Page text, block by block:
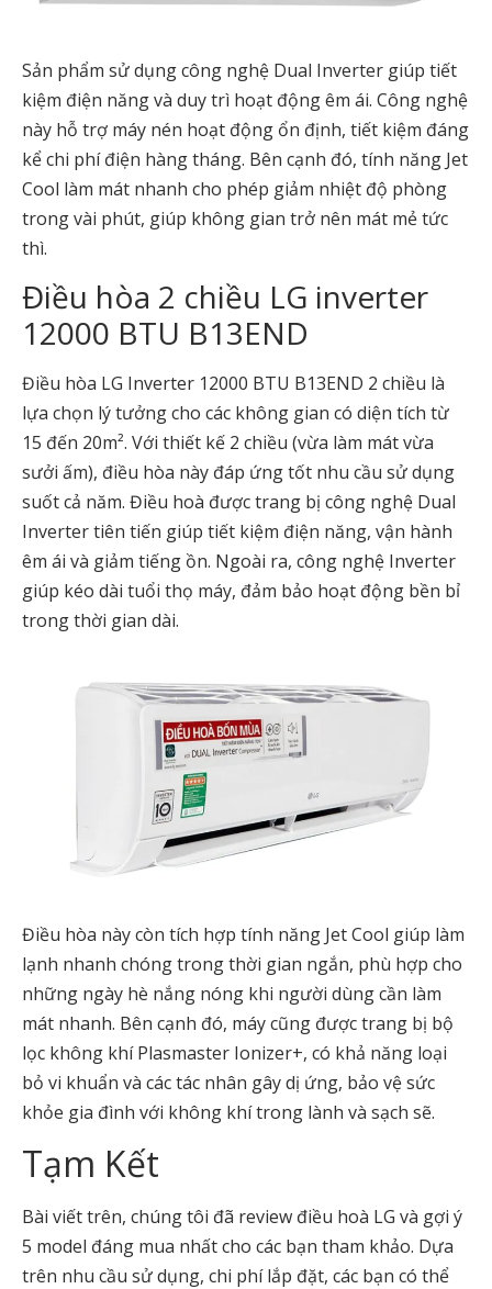
Sản phẩm sử dụng công nghệ Dual Inverter giúp tiết
kiệm điện năng và duy trì hoạt động êm ái. Công nghệ
này hỗ trợ máy nén hoạt động ổn định, tiết kiệm đáng
kể chi phí điện hàng tháng. Bên cạnh đó, tính năng Jet
Cool làm mát nhanh cho phép giảm nhiệt độ phòng
trong vài phút, giúp không gian trở nên mát mẻ tức
thì.
Điều hòa 2 chiều LG inverter
12000 BTU B13END
Điều hòa LG Inverter 12000 BTU B13END 2 chiều là
lựa chọn lý tưởng cho các không gian có diện tích từ
15 đến 20m². Với thiết kế 2 chiều (vừa làm mát vừa
sưởi ấm), điều hòa này đáp ứng tốt nhu cầu sử dụng
suốt cả năm. Điều hoà được trang bị công nghệ Dual
Inverter tiên tiến giúp tiết kiệm điện năng, vận hành
êm ái và giảm tiếng ồn. Ngoài ra, công nghệ Inverter
giúp kéo dài tuổi thọ máy, đảm bảo hoạt động bền bỉ
trong thời gian dài.
Điều hòa này còn tích hợp tính năng Jet Cool giúp làm
lạnh nhanh chóng trong thời gian ngắn, phù hợp cho
những ngày hè nắng nóng khi người dùng cần làm
mát nhanh. Bên cạnh đó, máy cũng được trang bị bộ
lọc không khí Plasmaster Ionizer+, có khả năng loại
bỏ vi khuẩn và các tác nhân gây dị ứng, bảo vệ sức
khỏe gia đình với không khí trong lành và sạch sẽ.
Tạm Kết
Bài viết trên, chúng tôi đã review điều hoà LG và gợi ý
5 model đáng mua nhất cho các bạn tham khảo. Dựa
trên nhu cầu sử dụng, chi phí lắp đặt, các bạn có thể